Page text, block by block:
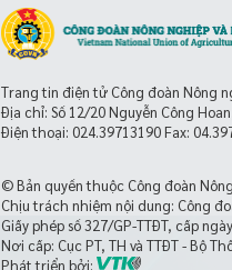
Trang tin điện tử Công đoàn Nông
Địa chỉ: Số 12/20 Nguyễn Công
Điện thoại: 024.39713190Fax:
© Bản quyền thuộc Công đoàn
Chịu trách nhiệm nội dung: Công
Giấy phép số 327/GP-TTĐT, cấp
Nơi cấp: Cục PT, TH và TTĐT - Bộ
Phát triển bởi: